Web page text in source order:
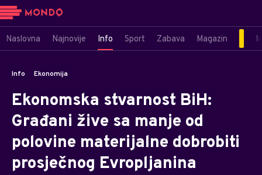
Naslovna Najnovije Info Sport Zabava Magazin
Info Ekonomija
Ekonomska stvarnost BiH:
Građani žive sa manje od
polovine materijalne dobrobiti
prosječnog Evropljanina